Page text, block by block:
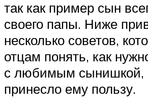
так как пример сын
своего папы. Ниже
несколько советов,
отцам понять, как
с любимым сынишкой,
принесло ему пользу.